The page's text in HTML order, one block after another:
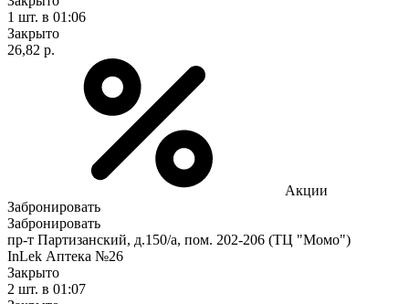
1 шт. в 01:06
Закрыто
26,82 р.
Акции
Забронировать
Забронировать
пр-т Партизанский, д.150/а, пом. 202-206 (ТЦ "Момо")
InLek Аптека №26
Закрыто
2 шт. в 01:07